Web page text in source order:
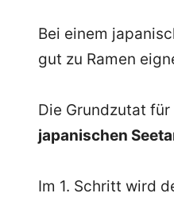
Bei einem
gut zu Ramen
Die Grundzutat
japanischen
Im 1. Schritt wird